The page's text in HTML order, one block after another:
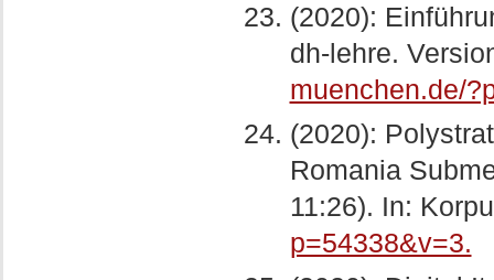
(2020):
dh-lehre.
muenchen.de/
(2020):
Romania
11:26). In:
p=54338&v=3.